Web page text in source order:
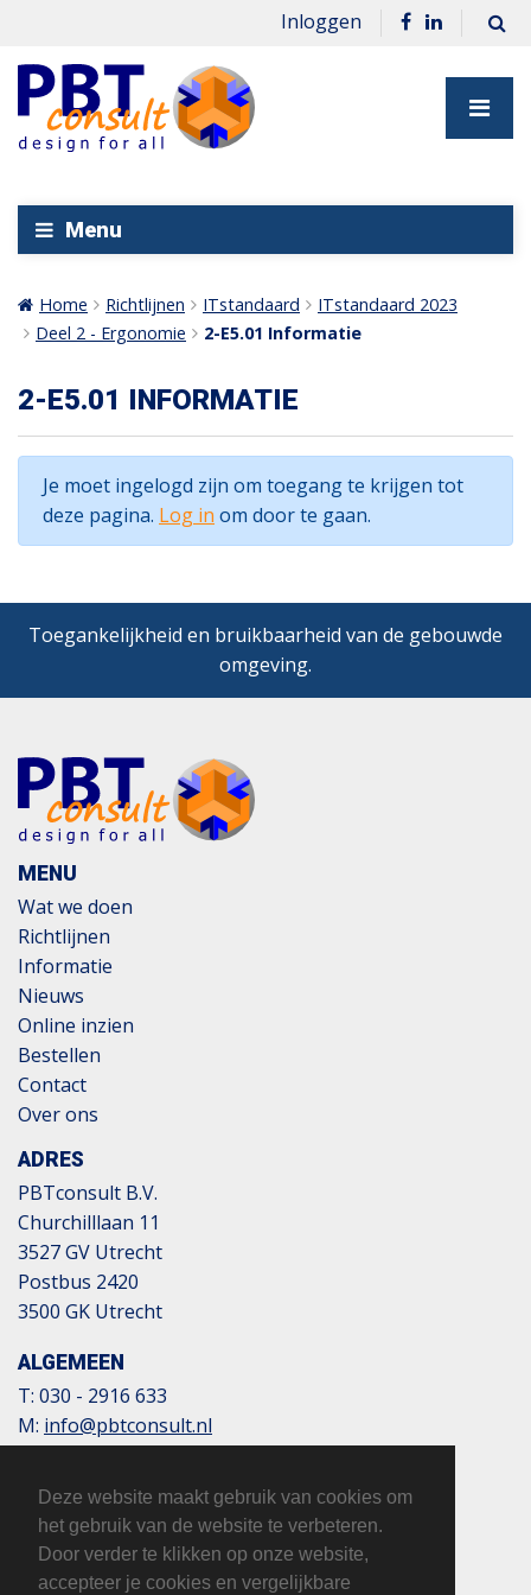
Deze website maakt gebruik van cookies om
het gebruik van de website te verbeteren.
Door verder te klikken op onze website,
accepteer je cookies en vergelijkbare
Inloggen
Menu
Home Richtlijnen ITstandaard
ITstandaard 2023
Deel 2 - Ergonomie
2-E5.01 Informatie
2-E5.01 INFORMATIE
Je moet ingelogd zijn om toegang te krijgen tot
deze pagina. Log in om door te gaan.
Toegankelijkheid en bruikbaarheid van de gebouwde
omgeving.
MENU
Wat we doen
Richtlijnen
Informatie
Nieuws
Online inzien
Bestellen
Contact
Over ons
ADRES
PBTconsult B.V.
Churchilllaan 11
3527 GV Utrecht
Postbus 2420
3500 GK Utrecht
ALGEMEEN
T: 030 - 2916 633
M: info@pbtconsult.nl
BTW: 817124305B01
KvK: 32110854